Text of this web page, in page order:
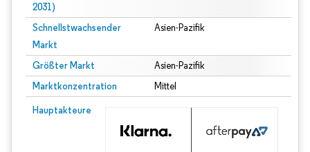
2031)
Schnellstwachsender
Markt
Asien-Pazifik
Größter Markt Asien-Pazifik
Marktkonzentration Mittel
Hauptakteure
Bild © Mordor Intelligence. Wiederverwendung erfordert Namensnennung